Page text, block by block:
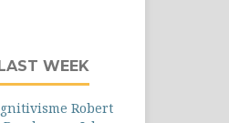
WEEK
Robert